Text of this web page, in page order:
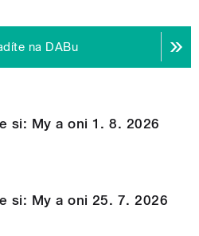
na DABu
si: My a oni 1. 8. 2026
si: My a oni 25. 7. 2026